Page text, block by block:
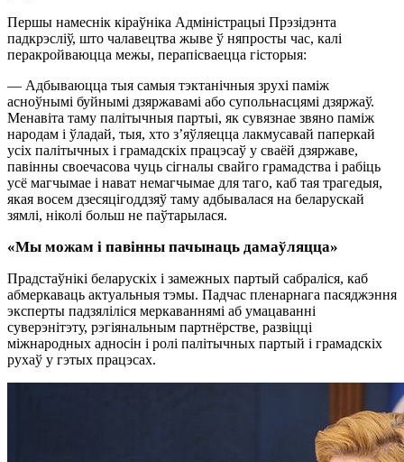
Першы намеснік кіраўніка Адміністрацыі Прэзідэнта
падкрэсліў, што чалавецтва жыве ў няпросты час, калі
перакройваюцца межы, перапісваецца гісторыя:
— Адбываюцца тыя самыя тэктанічныя зрухі паміж
асноўнымі буйнымі дзяржавамі або супольнасцямі дзяржаў.
Менавіта таму палітычныя партыі, як сувязнае звяно паміж
народам і ўладай, тыя, хто з’яўляецца лакмусавай паперкай
усіх палітычных і грамадскіх працэсаў у сваёй дзяржаве,
павінны своечасова чуць сігналы свайго грамадства і рабіць
усё магчымае і нават немагчымае для таго, каб тая трагедыя,
якая восем дзесяцігоддзяў таму адбывалася на беларускай
зямлі, ніколі больш не паўтарылася.
«Мы можам і павінны пачынаць дамаўляцца»
Прадстаўнікі беларускіх і замежных партый сабраліся, каб
абмеркаваць актуальныя тэмы. Падчас пленарнага пасяджэння
эксперты падзяліліся меркаваннямі аб умацаванні
суверэнітэту, рэгіянальным партнёрстве, развіцці
міжнародных адносін і ролі палітычных партый і грамадскіх
рухаў у гэтых працэсах.